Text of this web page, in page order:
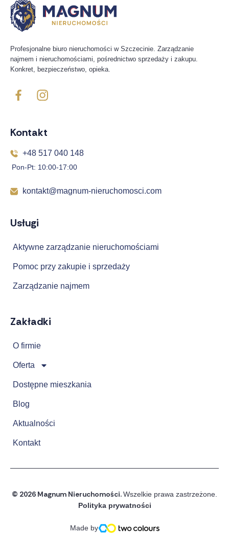
Profesjonalne biuro nieruchomości w Szczecinie. Zarządzanie
najmem i nieruchomościami, pośrednictwo sprzedaży i zakupu.
Konkret, bezpieczeństwo, opieka.
Usługi
Aktywne zarządzanie nieruchomościami
Pomoc przy zakupie i sprzedaży
Zarządzanie najmem
Zakładki
O firmie
Oferta
Dostępne mieszkania
Blog
Aktualności
Kontakt
Kontakt
+48 517 040 148
Pon-Pt: 10:00-17:00
kontakt@magnum-nieruchomosci.com
© 2026 Magnum Nieruchomości.Wszelkie prawa zastrzeżone.
Polityka prywatności
Made by